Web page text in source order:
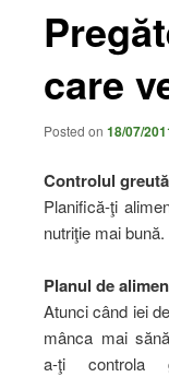
care
Posted on 18/07/
Controlul
Planifică-ţi
nutriţie mai bună.
Planul de
Atunci când iei
mânca mai
a-ţi controla